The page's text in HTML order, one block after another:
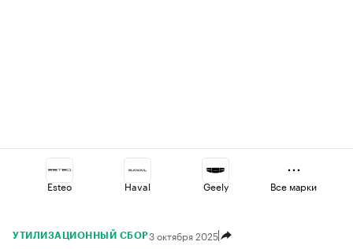
Esteo Haval Geely
Omoda Volga Voyah
Все марки
УТИЛИЗАЦИОННЫЙ СБОР3 октября 2025